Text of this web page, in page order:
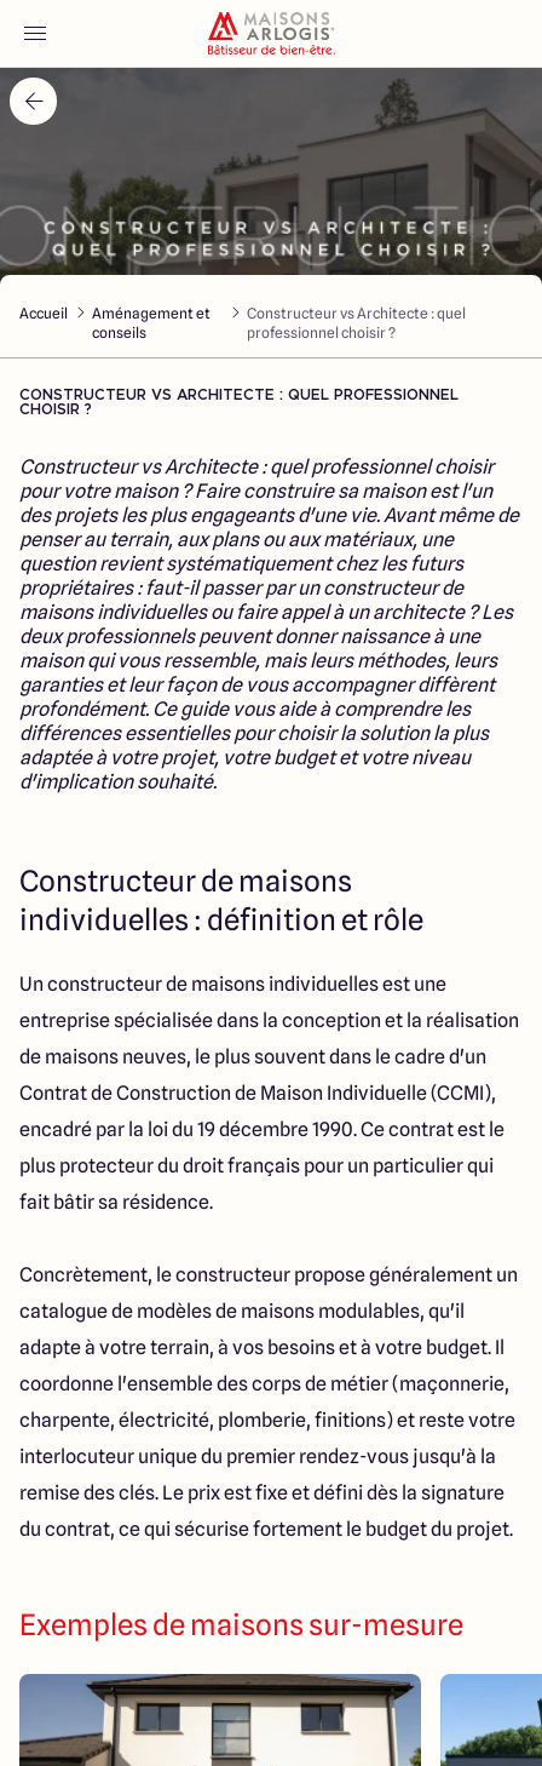
Accueil
Nos maisons
Nos annonces
Votre projet
Qui sommes-nous
Maisons ARLOGIS Nord
Lille - Villeneuve d'Ascq
03 66 72 64 60
Valenciennes - Marly 03 27 45 60 30
4.4 4.8
Accueil
Aménagement et
conseils
Constructeur vs Architecte : quel
professionnel choisir ?
CONSTRUCTEUR VS ARCHITECTE : QUEL PROFESSIONNEL
CHOISIR ?
Constructeur vs Architecte : quel professionnel choisir
pour votre maison ? Faire construire sa maison est l'un
des projets les plus engageants d'une vie. Avant même de
penser au terrain, aux plans ou aux matériaux, une
question revient systématiquement chez les futurs
propriétaires : faut-il passer par un constructeur de
maisons individuelles ou faire appel à un architecte ? Les
deux professionnels peuvent donner naissance à une
maison qui vous ressemble, mais leurs méthodes, leurs
garanties et leur façon de vous accompagner diffèrent
profondément. Ce guide vous aide à comprendre les
différences essentielles pour choisir la solution la plus
adaptée à votre projet, votre budget et votre niveau
d'implication souhaité.
Constructeur de maisons
individuelles : définition et rôle
Un constructeur de maisons individuelles est une
entreprise spécialisée dans la conception et la réalisation
de maisons neuves, le plus souvent dans le cadre d'un
Contrat de Construction de Maison Individuelle (CCMI),
encadré par la loi du 19 décembre 1990. Ce contrat est le
plus protecteur du droit français pour un particulier qui
fait bâtir sa résidence.
Concrètement, le constructeur propose généralement un
catalogue de modèles de maisons modulables, qu'il
adapte à votre terrain, à vos besoins et à votre budget. Il
coordonne l'ensemble des corps de métier (maçonnerie,
charpente, électricité, plomberie, finitions) et reste votre
interlocuteur unique du premier rendez-vous jusqu'à la
remise des clés. Le prix est fixe et défini dès la signature
du contrat, ce qui sécurise fortement le budget du projet.
Exemples de maisons sur-mesure